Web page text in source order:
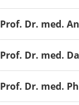
Prof. Dr. med.
Prof. Dr. med.
Prof. Dr. med.